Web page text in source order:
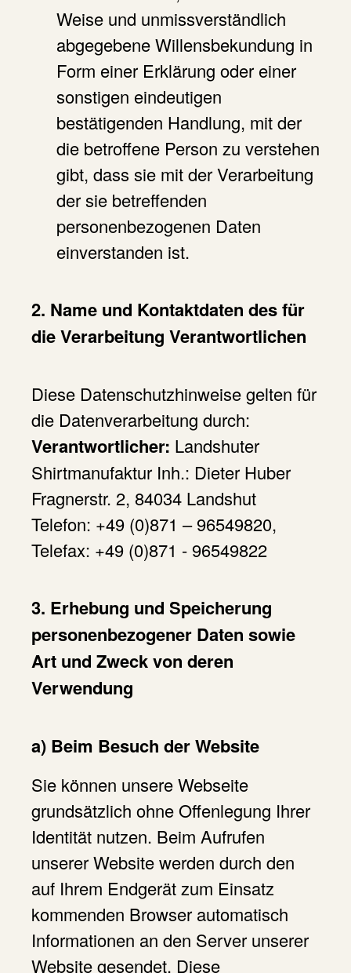
Weise und unmissverständlich
abgegebene Willensbekundung in
Form einer Erklärung oder einer
sonstigen eindeutigen
bestätigenden Handlung, mit der
die betroffene Person zu verstehen
gibt, dass sie mit der Verarbeitung
der sie betreffenden
personenbezogenen Daten
einverstanden ist.
2. Name und Kontaktdaten des für
die Verarbeitung Verantwortlichen
Diese Datenschutzhinweise gelten für
die Datenverarbeitung durch:
Verantwortlicher: Landshuter
Shirtmanufaktur Inh.: Dieter Huber
Fragnerstr. 2, 84034 Landshut
Telefon: +49 (0)871 – 96549820,
Telefax: +49 (0)871 - 96549822
3. Erhebung und Speicherung
personenbezogener Daten sowie
Art und Zweck von deren
Verwendung
a) Beim Besuch der Website
Sie können unsere Webseite
grundsätzlich ohne Offenlegung Ihrer
Identität nutzen. Beim Aufrufen
unserer Website werden durch den
auf Ihrem Endgerät zum Einsatz
kommenden Browser automatisch
Informationen an den Server unserer
Website gesendet. Diese